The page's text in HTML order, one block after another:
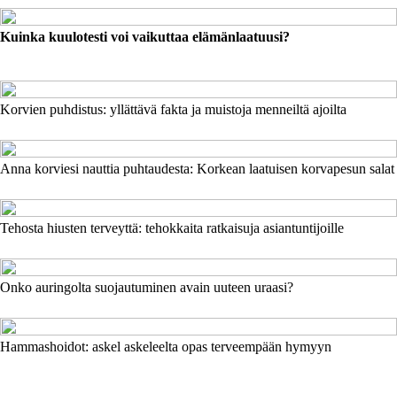
Kuinka kuulotesti voi vaikuttaa elämänlaatuusi?
Korvien puhdistus: yllättävä fakta ja muistoja menneiltä ajoilta
Anna korviesi nauttia puhtaudesta: Korkean laatuisen korvapesun salat
Tehosta hiusten terveyttä: tehokkaita ratkaisuja asiantuntijoille
Onko auringolta suojautuminen avain uuteen uraasi?
Hammashoidot: askel askeleelta opas terveempään hymyyn